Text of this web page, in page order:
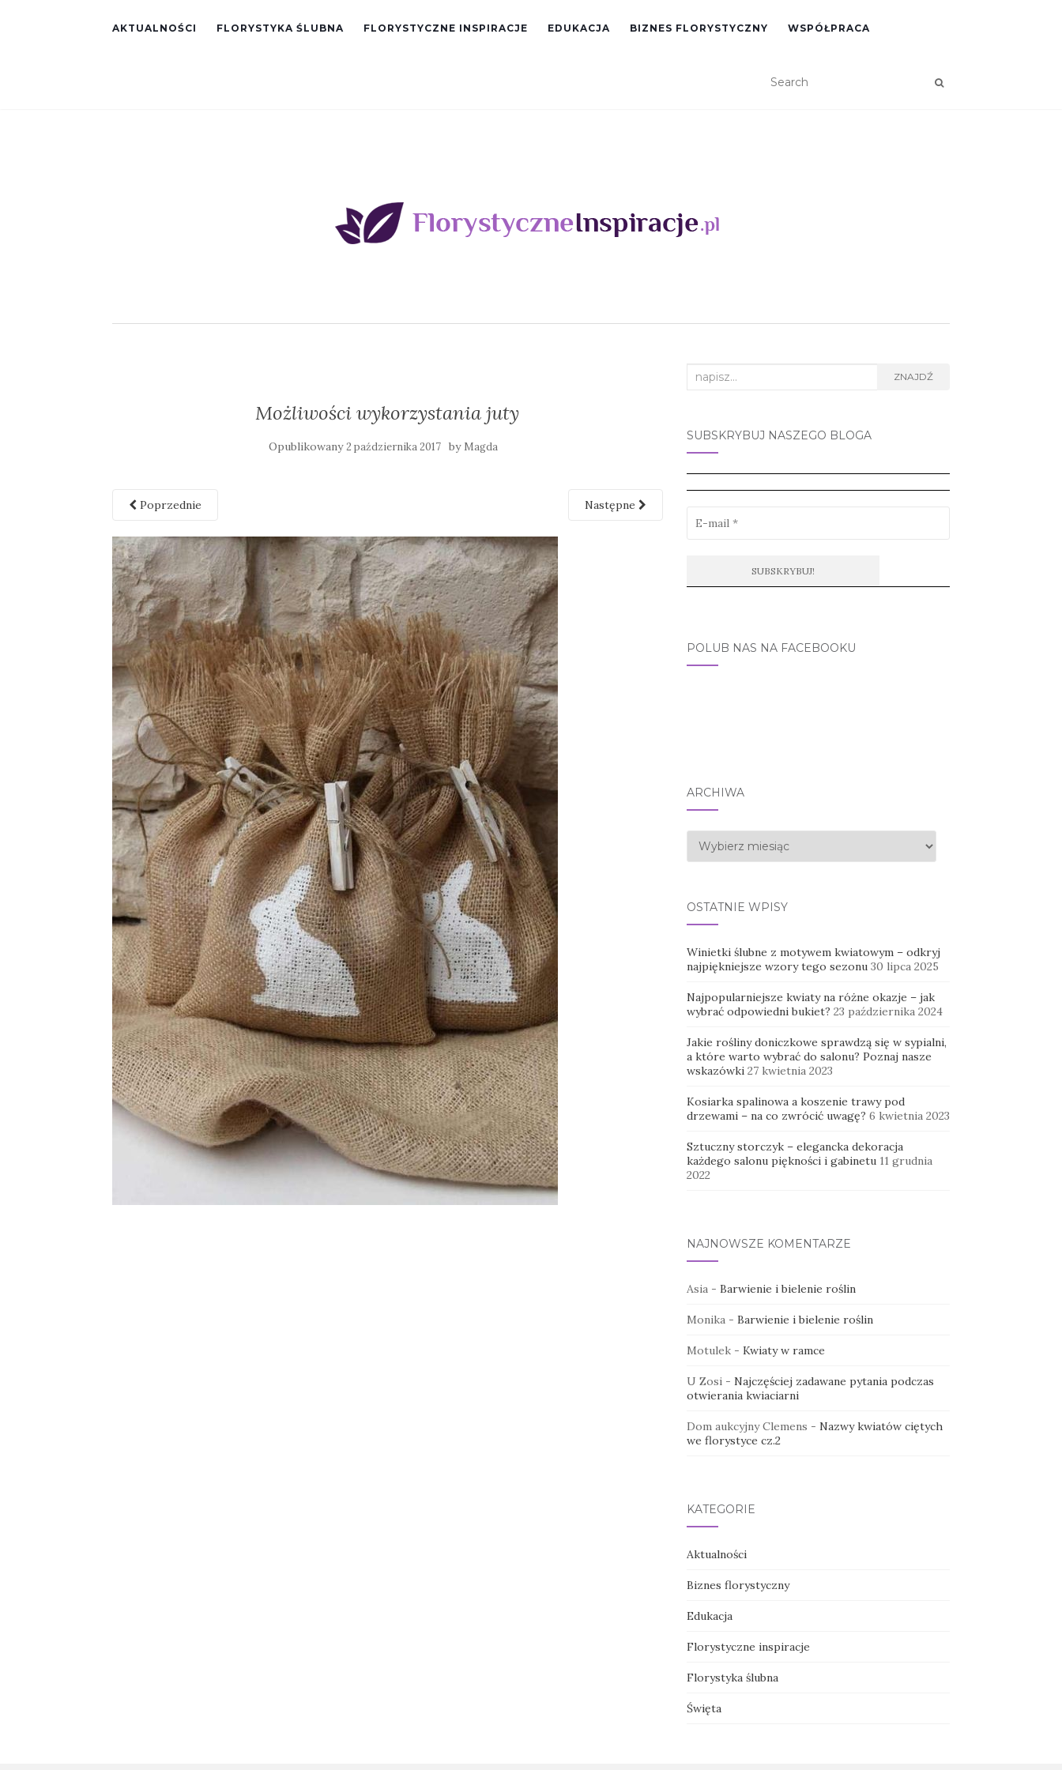
AKTUALNOŚCI FLORYSTYKA ŚLUBNA FLORYSTYCZNE INSPIRACJE EDUKACJA BIZNES FLORYSTYCZNY WSPÓŁPRACA
Możliwości wykorzystania juty
Opublikowany2 października 2017 by Magda
Poprzednie Następne
Search
ZNAJDŹ
SUBSKRYBUJ NASZEGO BLOGA
POLUB NAS NA FACEBOOKU
ARCHIWA
Archiwa
OSTATNIE WPISY
Winietki ślubne z motywem kwiatowym – odkryj
najpiękniejsze wzory tego sezonu 30 lipca 2025
Najpopularniejsze kwiaty na różne okazje – jak
wybrać odpowiedni bukiet? 23 października 2024
Jakie rośliny doniczkowe sprawdzą się w sypialni,
a które warto wybrać do salonu? Poznaj nasze
wskazówki 27 kwietnia 2023
Kosiarka spalinowa a koszenie trawy pod
drzewami – na co zwrócić uwagę? 6 kwietnia 2023
Sztuczny storczyk – elegancka dekoracja
każdego salonu piękności i gabinetu 11 grudnia
2022
NAJNOWSZE KOMENTARZE
Asia- Barwienie i bielenie roślin
Monika- Barwienie i bielenie roślin
Motulek- Kwiaty w ramce
U Zosi- Najczęściej zadawane pytania podczas
otwierania kwiaciarni
Dom aukcyjny Clemens - Nazwy kwiatów ciętych
we florystyce cz.2
KATEGORIE
Aktualności
Biznes florystyczny
Edukacja
Florystyczne inspiracje
Florystyka ślubna
Święta